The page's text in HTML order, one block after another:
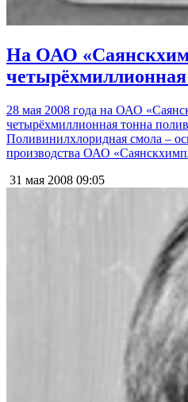
На ОАО
28 мая 2008 года на ОАО
четырёхмиллионная тонна
Поливинилхлоридная смола –
производства ОАО
31 мая 2008 09:05